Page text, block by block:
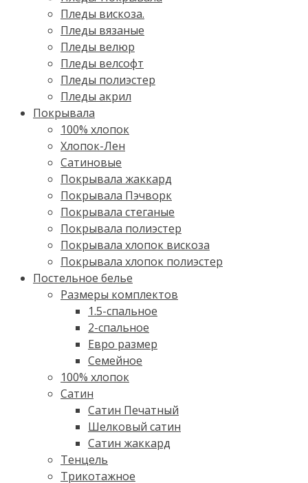
Пледы вискоза.
Пледы вязаные
Пледы велюр
Пледы велсофт
Пледы полиэстер
Пледы акрил
Покрывала
100% хлопок
Хлопок-Лен
Сатиновые
Покрывала жаккард
Покрывала Пэчворк
Покрывала стеганые
Покрывала полиэстер
Покрывала хлопок вискоза
Покрывала хлопок полиэстер
Постельное белье
Размеры комплектов
1.5-спальное
2-спальное
Евро размер
Семейное
100% хлопок
Cатин
Сатин Печатный
Шелковый сатин
Сатин жаккард
Тенцель
Трикотажное